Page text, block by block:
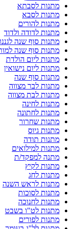
מתנות לסבתא
מתנות לסבא
מתנות להורים
מתנות לדודה ולדוד
מתנות סוף שנה
מתנות סוף שנה
מתנות ליום הולדת
מתנות ליום נישואין
מתנות סוף שנה
מתנות לבר מצווה
מתנות לבת מצווה
מתנות לחינה
מתנות לחתונה
מתנות שחרור
מתנות גיוס
מתנות תודה
מתנות למילואים
מתנה למפקד/ת
מתנות לקיץ
מתנות לחג
מתנות לראש השנה
מתנות לסוכות
מתנות לחנוכה
מתנות לט"ו בשבט
מתנות לפורים